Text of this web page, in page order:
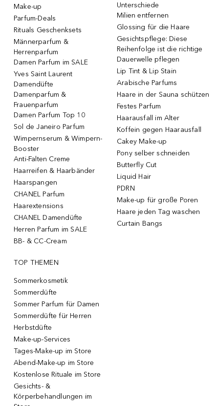
Make-up
Parfum-Deals
Rituals Geschenksets
Männerparfum &
Herrenparfum
Damen Parfum im SALE
Yves Saint Laurent
Damendüfte
Damenparfum &
Frauenparfum
Damen Parfum Top 10
Sol de Janeiro Parfum
Wimpernserum & Wimpern-
Booster
Anti-Falten Creme
Haarreifen & Haarbänder
Haarspangen
CHANEL Parfum
Haarextensions
CHANEL Damendüfte
Herren Parfum im SALE
BB- & CC-Cream
Unterschiede
Milien entfernen
Glossing für die Haare
Gesichtspflege: Diese
Reihenfolge ist die richtige
Dauerwelle pflegen
Lip Tint & Lip Stain
Arabische Parfums
Haare in der Sauna schützen
Festes Parfum
Haarausfall im Alter
Koffein gegen Haarausfall
Cakey Make-up
Pony selber schneiden
Butterfly Cut
Liquid Hair
PDRN
Make-up für große Poren
Haare jeden Tag waschen
Curtain Bangs
TOP THEMEN
Sommerkosmetik
Sommerdüfte
Sommer Parfum für Damen
Sommerdüfte für Herren
Herbstdüfte
Make-up-Services
Tages-Make-up im Store
Abend-Make-up im Store
Kostenlose Rituale im Store
Gesichts- &
Körperbehandlungen im